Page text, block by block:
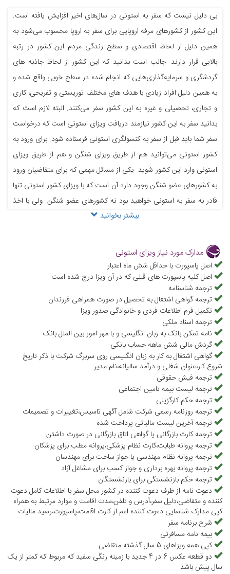
بی دلیل نیست که سفر به استونی در سال‎‌های اخیر افزایش یافته است.
این کشور از کشورهای مرفه اروپایی برای سفر به اروپا محسوب می‌شود به
همین دلیل از لحاظ اقتصادی و سطح زندگی مردم این کشور در رتبه
بالایی قرار دارند. جالب است بدانید که این کشور از لحاظ جاذبه های
گردشگری و سرمایه‌گذاری‌هایی که انجام شده در سطح خوبی واقع شده و
به همین دلیل افراد زیادی با هدف های مختلف توریستی و تفریحی، کاری
و تجاری، تحصیلی و غیره به این کشور سفر می‌کنند. البته لازم است که
بدانید سفر به این کشور نیازمند دریافت ویزای استونی است که درخواست
سفر شما باید قبل از سفر به کنسولگری استونی فرستاده شود. برای ورود به
کشور استونی می‌توانید هم از طریق ویزای شنگن و هم از طریق ویزای
استونی وارد این کشور شوید. یکی از مسائل مهمی که برای متقاضیان ورود
به کشورهای عضو شنگن وجود دارد آن است که با ویزای کشور استونی تنها
قادر به سفر به استونی خواهید بود نه کشورهای عضو شنگن. ولی با اخذ
ویزای شنگن از سفارت استونی می‌توانید به ‌تمامی کشورهای عضو شنگن
انواع ویزای استونی از نوع شینگن
برای ویزای استونی از نوع شینگن دفعات مجاز ورود و خروج تعیین شده
است که در این بخش آن ها را نیز مورد بررسی قرار می دهیم:
1-ویزای ترانزیت: این ویزا فقط امکان حضور در فرودگاه های کشورهای
عضو شینگن را می‌دهد و نمی‌توانید از محدوده فرودگاه خارج شوید.
2-ویزای عبور: این نوع از ویزای شینگن اجازه خروج از فرودگاه و استفاده از
مسیرهای دیگر برای سفر به کشورهای خارج از محدوده شینگن را می‌دهد.
3-ویزای کوتاه مدت: با استفاده از این نوع ویزا می‌توانید بازه زمانی
کوتاهی را در استونی اقامت داشته باشید و همزمان از اقوام و آشنایان خود
دیدن کنید، البته این نوع ویزا برای سفرهای توریستی نیز مورد استفاده
قرار می‌گیرد.
4-ویزای بلند مدت: این نوع از ویزای شینگن بیشتر توسط تاجران دریافت
می‌شود تا در طول سال بارها بتوانند به کشورهای محدوده شینگن از جمله
استونی سفر کنند. البته حداکثر روزهای اقامت باید ۹۰ روز باشد و پس از
آن ملزم به تمدید این ویزا هستید.
بیشتر بخوانید
مدارک مورد نیاز ویزای استونی
اصل پاسپورت با حداقل شش ماه اعتبار
اصل کلیه پاسپورت های قبلی که در آن ویزا درج شده است
ترجمه شناسنامه
ترجمه گواهی اشتغال به تحصیل در صورت همراهی فرزندان
تکمیل فرم اطلاعات فردی و خانوادگی صدور ویزا
ترجمه اسناد ملکی
نامه تمکن بانک به زبان انگلیسی و با مهر امور بین الملل بانک
گردش مالی شش ماهه حساب بانکی
گواهی اشتغال به کار به زبان انگلیسی روی سربرگ شرکت با ذکر تاریخ
شروع کار،عنوان شغلی و درآمد سالیانه،نام مدیر
ترجمه فیش حقوقی
ترجمه لیست بیمه تامین اجتماعی
ترجمه حکم کارگزینی
ترجمه روزنامه رسمی شرکت شامل آگهی تاسیس،تغییرات و تصمیمات
ترجمه آخرین لیست مالیاتی پرداخت شده
ترجمه کارت بازرگانی یا گواهی اتاق بازرگانی در صورت داشتن
ترجمه پروانه طبابت،کارت نظام پزشکی،پروانه مطب برای پزشکان
ترجمه پروانه نظام مهندسی یا جواز ساخت برای مهندسان
ترجمه پروانه بهره برداری و جواز کسب برای مشاغل آزاد
ترجمه حکم بازنشستگی برای بازنشستگان
دعوت نامه از طرف دعوت کننده در کشور محل سفر با اطلاعات کامل دعوت
کننده و متقاضی،دلیل سفر،آدرس و تلفن،مدت اقامت و موارد مرتبط به همراه
کپی مدارک شناسایی دعوت کننده اعم از کارت اقامت،پاسپورت،رسید مالیات
شرح برنامه سفر
بیمه نامه مسافرتی
کپی همه ویزاهای 5 سال گذشته متقاضی
دو قطعه عکس 6 در 4 جدید با زمینه رنگی سفید که مربوط که کمتر از یک
سال پیش باشد